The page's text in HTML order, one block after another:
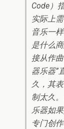
Code）
实际上
音乐一
是什么
接从作
器乐器”
久，其
制太久
乐器如
专门创